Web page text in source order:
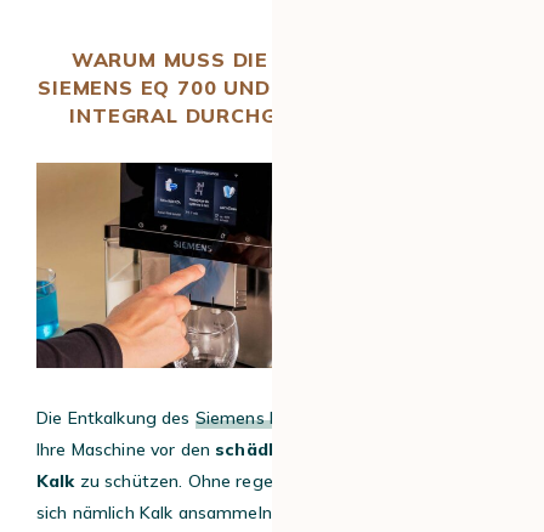
WARUM MUSS DIE ENTKALKUNG DES
SIEMENS EQ 700 UND DES SIEMENS EQ 700
INTEGRAL DURCHGEFÜHRT WERDEN?
Die Entkalkung des Siemens EQ700
Ihre Maschine vor den schädlichen Auswirkungen von
Kalkzu schützen. Ohne regelmäßiges Entkalken kann
sich nämlich Kalk ansammeln und den internen Kreislauf